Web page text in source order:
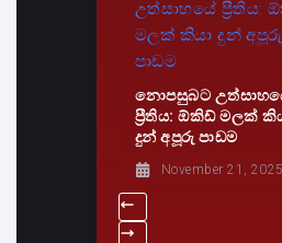
නොපසුබට
ප්‍රීතිය: ඕකිඩ් මලක්
දුන් අපූරු පාඩම
November 21, 2025